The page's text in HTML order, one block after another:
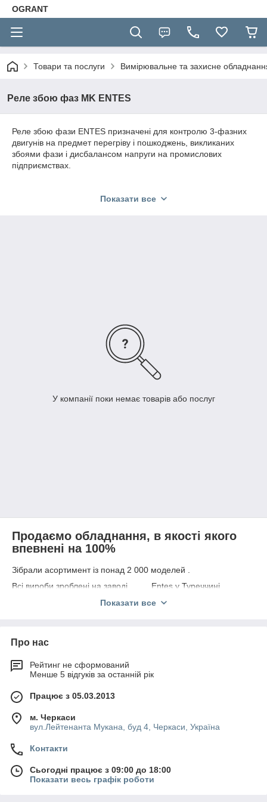
OGRANT
Товари та послуги Вимірювальне та захисне
Реле збою фаз MK ENTES
Реле збою фази ENTES призначені для контролю 3-фазних
двигунів на предмет перегріву і пошкоджень, викликаних
збоями фази і дисбалансом напруги на промислових
підприємствах.
Показати все
У компанії поки немає товарів або послуг
Продаємо обладнання, в якості якого
впевнені на 100%
Зібрали асортимент із понад 2 000 моделей .
Всі вироби зроблені на заводі Entes у Туреччині.
Кожна позиція має гарантію від виробника на 2 роки.
будь-яких потреб.
Абсолютно всі моделі сучасні і надійні.
6 причин купити вимірювальне або
захисне обладнання саме в нашій
компанії
Закупівля
Показати все
Про нас
Рейтинг не сформований
Менше 5 відгуків за останній рік
Працює з 05.03.2013
м. Черкаси
вул.Лейтенанта Мукана, буд 4, Черкаси, Україна
Контакти
Сьогодні працює з 09:00 до 18:00
Показати весь графік роботи